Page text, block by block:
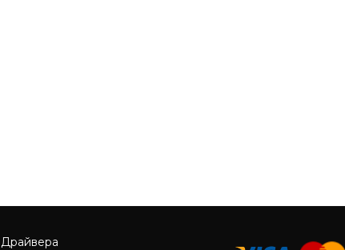
Драйвера